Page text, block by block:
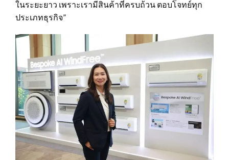
ในระยะยาว เพราะเรามีสินค้าที่ครบถ้วน ตอบโจทย์ทุก
ประเภทธุรกิจ”